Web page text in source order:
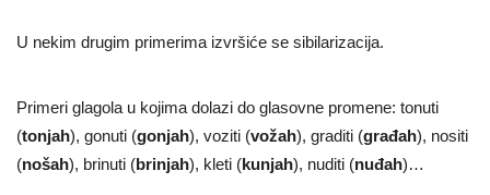
U nekim drugim primerima izvršiće se sibilarizacija.
Primeri glagola u kojima dolazi do glasovne promene: tonuti
(tonjah), gonuti (gonjah), voziti (vožah), graditi (građah), nositi
(nošah), brinuti (brinjah), kleti (kunjah), nuditi (nuđah)…